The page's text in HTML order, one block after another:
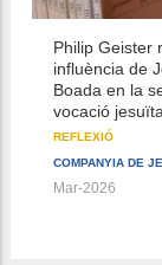
Philip Geister
influència de
Boada en la
vocació jesuïta
REFLEXIÓ
COMPANYIA DE
Mar-2026